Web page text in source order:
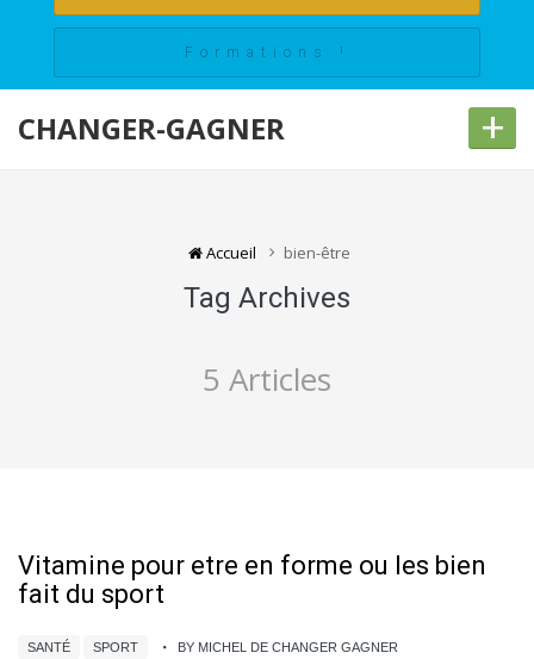
Formations !
CHANGER-GAGNER +
Accueil bien-être
Tag Archives
5 Articles
Vitamine pour etre en forme ou les bien
fait du sport
SANTÉ SPORT BY MICHEL DE CHANGER GAGNER